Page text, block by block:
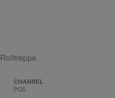
CHANNEL
POS